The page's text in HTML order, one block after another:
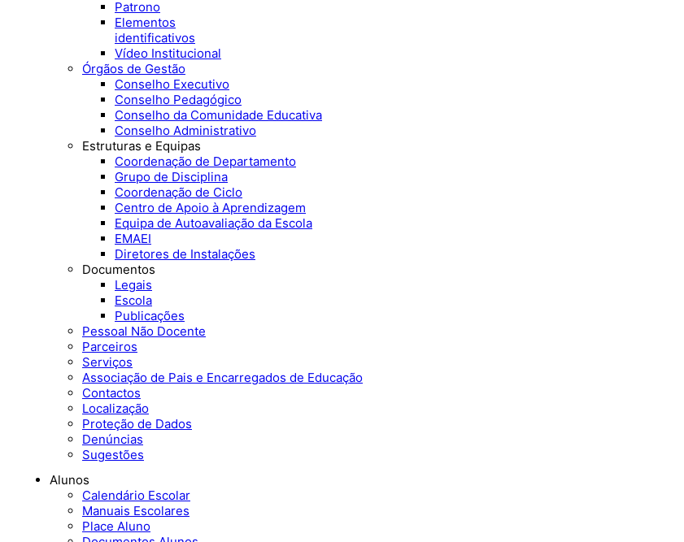
Patrono
Elementos
identificativos
Vídeo Institucional
Órgãos de Gestão
Conselho Executivo
Conselho Pedagógico
Conselho da Comunidade Educativa
Conselho Administrativo
Estruturas e Equipas
Coordenação de Departamento
Grupo de Disciplina
Coordenação de Ciclo
Centro de Apoio à Aprendizagem
Equipa de Autoavaliação da Escola
EMAEI
Diretores de Instalações
Documentos
Legais
Escola
Publicações
Pessoal Não Docente
Parceiros
Serviços
Associação de Pais e Encarregados de Educação
Contactos
Localização
Proteção de Dados
Denúncias
Sugestões
Alunos
Calendário Escolar
Manuais Escolares
Place Aluno